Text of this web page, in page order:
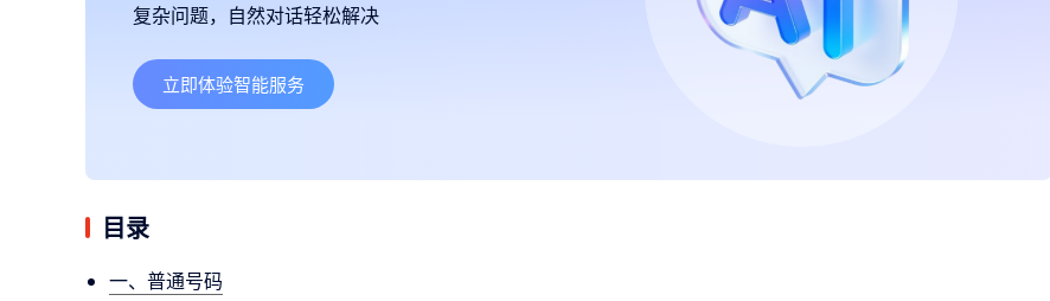
复杂问题，自然对话轻松解决
立即体验智能服务
目录
一、普通号码